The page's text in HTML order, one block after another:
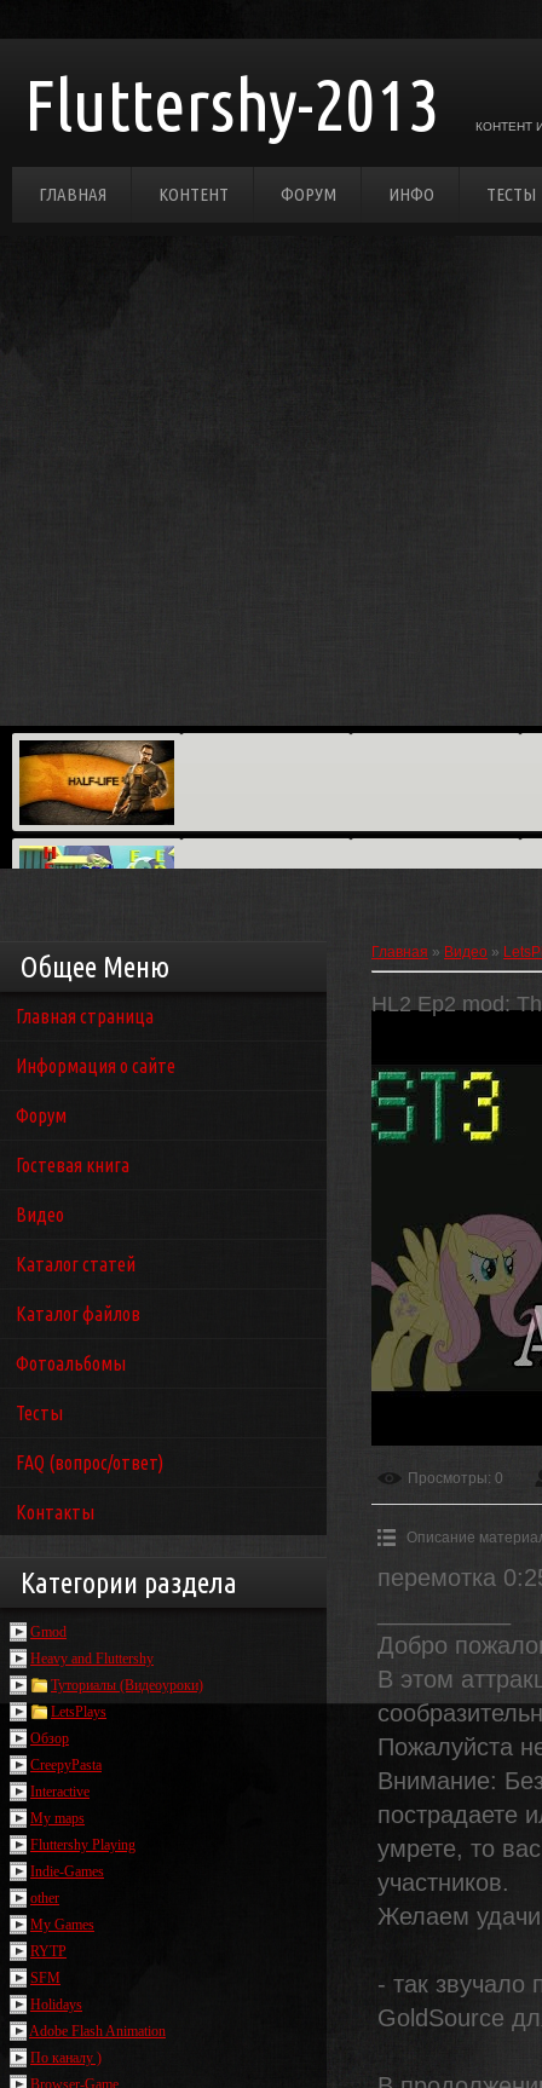
Fluttershy-2013 КОНТЕНТ
ГЛАВНАЯ КОНТЕНТ ФОРУМ ИНФО ТЕСТЫ
Общее Меню
Главная страница
Информация о сайте
Форум
Гостевая книга
Видео
Каталог статей
Каталог файлов
Фотоальбомы
Тесты
FAQ (вопрос/ответ)
Контакты
Категории раздела
Gmod
Heavy and Fluttershy
Туториалы (Видеоуроки)
LetsPlays
Обзор
CreepyPasta
Interactive
My maps
Fluttershy Playing
Indie-Games
other
My Games
RYTP
SFM
Holidays
Adobe Flash Animation
По каналу )
Browser-Game
Главная » Видео »
HL2 Ep2 mod:
Просмотры: 0
Описание
перемотка
Добро
В этом
Пожалуйста
Внимание:
пострадаете
умрете, то
участников.
Желаем
- так звучало
GoldSource